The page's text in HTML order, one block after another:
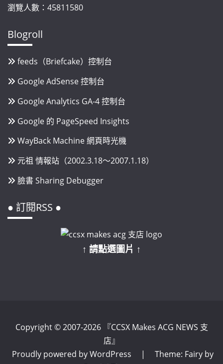
瀏覽人數：45811580
Blogroll
feeds（Briefcake）控制台
Google AdSense 控制台
Google Analytics GA-4 控制台
Google 的 PageSpeed Insights
WayBack Machine 網頁時光機
元祖 情報站（2002.3.18～2007.1.18）
臉書 Sharing Debugger
● 訂閱RSS ●
↑ 請點選圖片 ↑
Copyright © 2007-2026 『CCSX Makes ACG NEWS 支
店』
Proudly powered by WordPress
|
Theme: Fairy by